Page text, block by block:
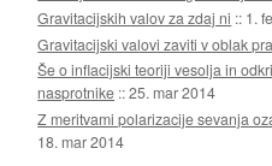
Gravitacijskih valov za zdaj ni :: 1.
Gravitacijski valovi zaviti v oblak
Še o inflacijski teoriji vesolja in
nasprotnike ::25. mar 2014
Z meritvami polarizacije sevanja
18. mar 2014